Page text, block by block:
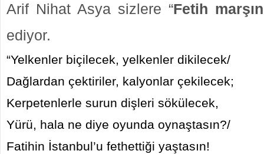
Arif Nihat Asya sizlere “Fetih
ediyor.
“Yelkenler biçilecek, yelkenler dikilecek/
Dağlardan çektiriler, kalyonlar çekilecek;
Kerpetenlerle surun dişleri sökülecek,
Yürü, hala ne diye oyunda oynaştasın?/
Fatihin İstanbul’u fethettiği yaştasın!